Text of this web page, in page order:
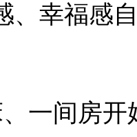
、幸福感
一间房开